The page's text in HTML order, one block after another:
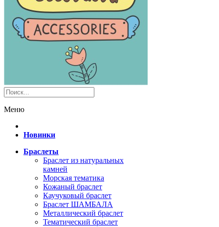
Меню
Новинки
Браслеты
Браслет из натуральных
камней
Морская тематика
Кожаный браслет
Каучуковый браслет
Браслет ШАМБАЛА
Металлический браслет
Тематический браслет